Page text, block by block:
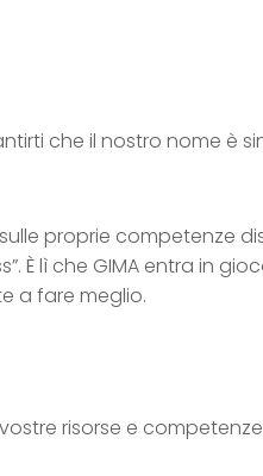
che il nostro nome è
proprie competenze
È lì che GIMA entra in
a fare meglio.
risorse e